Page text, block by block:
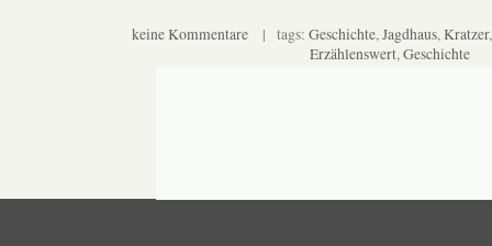
keine Kommentare | tags: Geschichte,Jagdhaus,Kratzer
Erzählenswert,Geschichte